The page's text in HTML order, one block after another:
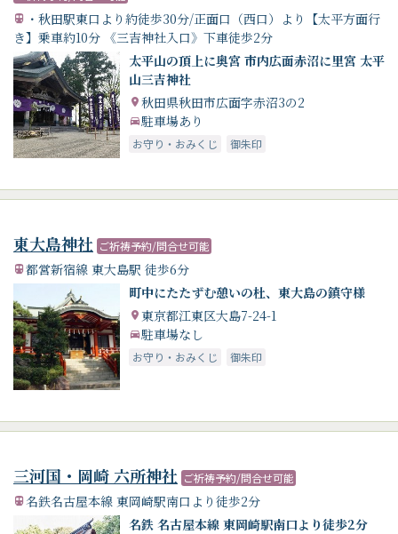
・秋田駅東口より約徒歩30分/正面口（西口）より【太平方面行
き】乗車約10分 《三吉神社入口》下車徒歩2分
太平山の頂上に奥宮 市内広面赤沼に里宮 太平
山三吉神社
秋田県秋田市広面字赤沼3の2
駐車場あり
お守り・おみくじ 御朱印
東大島神社 ご祈祷予約/問合せ可能
都営新宿線 東大島駅 徒歩6分
町中にたたずむ憩いの杜、東大島の鎮守様
東京都江東区大島7-24-1
駐車場なし
お守り・おみくじ 御朱印
三河国・岡崎 六所神社 ご祈祷予約/問合せ可能
名鉄名古屋本線 東岡崎駅南口より徒歩2分
名鉄 名古屋本線 東岡崎駅南口より徒歩2分